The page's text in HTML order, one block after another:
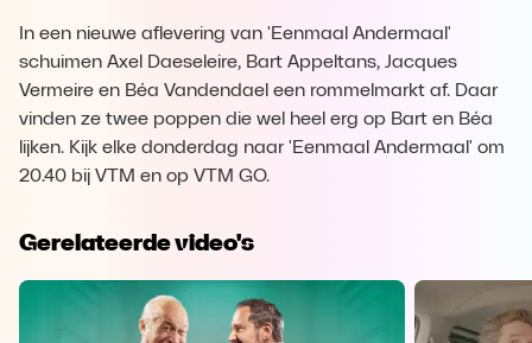
In een nieuwe aflevering van 'Eenmaal Andermaal'
schuimen Axel Daeseleire, Bart Appeltans, Jacques
Vermeire en Béa Vandendael een rommelmarkt af. Daar
vinden ze twee poppen die wel heel erg op Bart en Béa
lijken. Kijk elke donderdag naar 'Eenmaal Andermaal' om
20.40 bij VTM en op VTM GO.
Gerelateerde video's